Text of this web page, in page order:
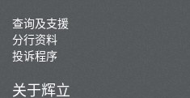
常见问题
最新推广
查询及支援
分行资料
投诉程序
关于辉立